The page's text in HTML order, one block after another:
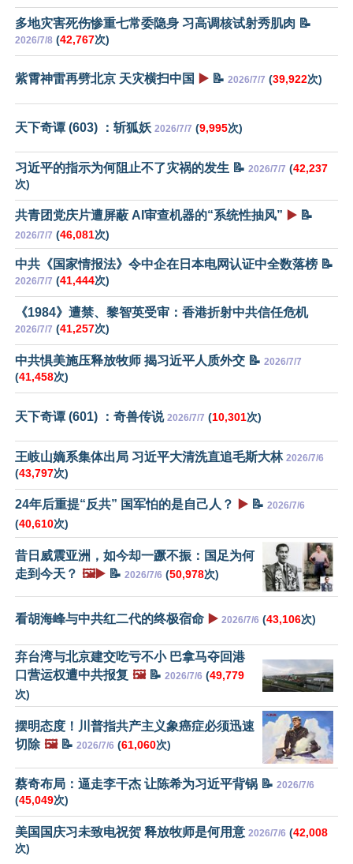
多地灾害死伤惨重七常委隐身 习高调核试射秀肌肉 📝
2026/7/8 (42,767次)
紫霄神雷再劈北京 天灾横扫中国 ▶️ 📝 2026/7/7 (39,922次)
天下奇谭 (603) ：斩狐妖 2026/7/7 (9,995次)
习近平的指示为何阻止不了灾祸的发生 📝 2026/7/7 (42,237
次)
共青团党庆片遭屏蔽 AI审查机器的“系统性抽风” ▶️ 📝
2026/7/7 (46,081次)
中共《国家情报法》令中企在日本电网认证中全数落榜 📝
2026/7/7 (41,444次)
《1984》遭禁、黎智英受审：香港折射中共信任危机
2026/7/7 (41,257次)
中共惧美施压释放牧师 揭习近平人质外交 📝 2026/7/7
(41,458次)
天下奇谭 (601) ：奇兽传说 2026/7/7 (10,301次)
王岐山嫡系集体出局 习近平大清洗直追毛斯大林 2026/7/6
(43,797次)
24年后重提“反共” 国军怕的是自己人？ ▶️ 📝 2026/7/6
(40,610次)
昔日威震亚洲，如今却一蹶不振：国足为何
走到今天？ 🖼️▶️ 📝 2026/7/6 (50,978次)
看胡海峰与中共红二代的终极宿命 ▶️ 2026/7/6 (43,106次)
弃台湾与北京建交吃亏不小 巴拿马夺回港
口营运权遭中共报复 🖼️📝 2026/7/6 (49,779
次)
摆明态度！川普指共产主义象癌症必须迅速
切除 🖼️📝 2026/7/6 (61,060次)
蔡奇布局：逼走李干杰 让陈希为习近平背锅 📝 2026/7/6
(45,049次)
美国国庆习未致电祝贺 释放牧师是何用意 2026/7/6 (42,008
次)